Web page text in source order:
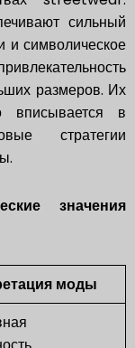
сильный
и символическое
размеров. Их
вписывается в
стратегии
значения
моды